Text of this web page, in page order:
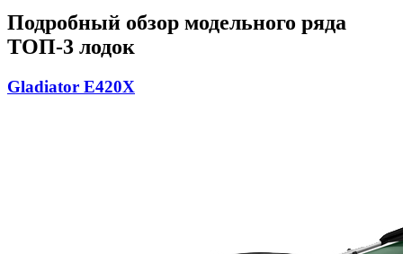
Подробный обзор модельного ряда
ТОП-3 лодок
Gladiator E420X